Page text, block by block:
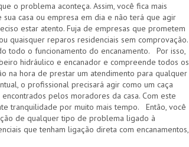
o problema aconteça. Assim, você fica mais
casa ou empresa em dia e não terá que agir
estar atento. Fuja de empresas que prometem
quaisquer reparos residenciais sem comprovação.
todo o funcionamento do encanamento. Por isso,
hidráulico e encanador e compreende todos os
na hora de prestar um atendimento para qualquer
o profissional precisará agir como um caça
pelos moradores da casa. Com este
tranquilidade por muito mais tempo. Então, você
de qualquer tipo de problema ligado à
que tenham ligação direta com encanamentos,